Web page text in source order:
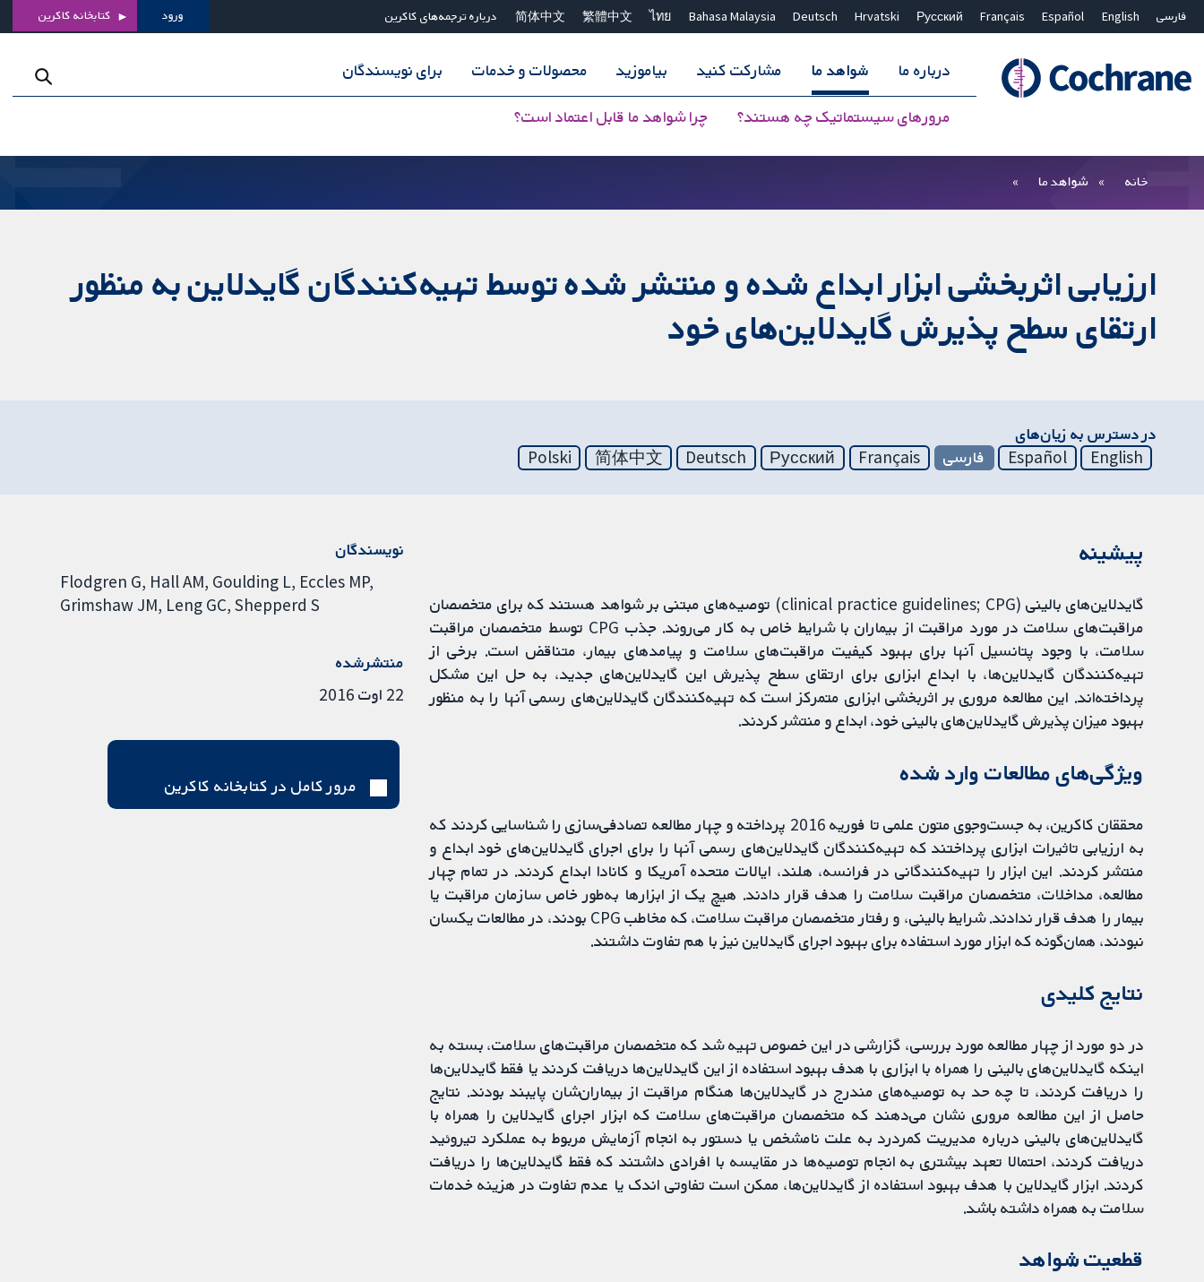
فارسی English
Español
Français
Русский
Hrvatski
Deutsch
Bahasa Malaysia
ไทย
繁體中文
简体中文 درباره ترجمه‌های کاکرین ورود کتابخانه کاکرین
درباره ما شواهد ما
مرورهای سیستماتیک چه هستند؟ چرا شواهد ما قابل اعتماد است؟
مشارکت کنید بیاموزید محصولات و خدمات برای نویسندگان
بستن جستجو ✖
خانه شواهد ما
ارزیابی اثربخشی ابزار ابداع شده و منتشر شده توسط تهیه‌کنندگان گایدلاین به منظور
ارتقای سطح پذیرش گایدلاین‌های خود
در دسترس به زیان‌های
English
Español فارسی Français
Русский
Deutsch
简体中文
Polski
پیشینه
گایدلاین‌های بالینی (clinical practice guidelines; CPG) توصیه‌های مبتنی بر شواهد هستند که برای متخصصان
مراقبت‌های سلامت در مورد مراقبت از بیماران با شرایط خاص به کار می‌روند. جذب CPG توسط متخصصان مراقبت
سلامت، با وجود پتانسیل آنها برای بهبود کیفیت مراقبت‌های سلامت و پیامدهای بیمار، متناقض است. برخی از
تهیه‌کنندگان گایدلاین‌ها، با ابداع ابزاری برای ارتقای سطح پذیرش این گایدلاین‌های جدید، به حل این مشکل
پرداخته‌اند. این مطالعه مروری بر اثربخشی ابزاری متمرکز است که تهیه‌کنندگان گایدلاین‌های رسمی آنها را به منظور
بهبود میزان پذیرش گایدلاین‌های بالینی خود، ابداع و منتشر کردند.
ویژگی‌های مطالعات وارد شده
محققان کاکرین، به جست‌وجوی متون علمی تا فوریه 2016 پرداخته و چهار مطالعه تصادفی‌سازی را شناسایی کردند که
به ارزیابی تاثیرات ابزاری پرداختند که تهیه‌کنندگان گایدلاین‌های رسمی آنها را برای اجرای گایدلاین‌های خود ابداع و
منتشر کردند. این ابزار را تهیه‌کنندگانی در فرانسه، هلند، ایالات متحده آمریکا و کانادا ابداع کردند. در تمام چهار
مطالعه، مداخلات، متخصصان مراقبت سلامت را هدف قرار دادند. هیچ یک از ابزارها به‌طور خاص سازمان مراقبت یا
بیمار را هدف قرار ندادند. شرایط بالینی، و رفتار متخصصان مراقبت سلامت، که مخاطب CPG بودند، در مطالعات یکسان
نبودند، همان‌گونه که ابزار مورد استفاده برای بهبود اجرای گایدلاین نیز با هم تفاوت داشتند.
نتایج کلیدی
در دو مورد از چهار مطالعه مورد بررسی، گزارشی در این خصوص تهیه شد که متخصصان مراقبت‌های سلامت، بسته به
اینکه گایدلاین‌های بالینی را همراه با ابزاری با هدف بهبود استفاده از این گایدلاین‌ها دریافت کردند یا فقط گایدلاین‌ها
را دریافت کردند، تا چه حد به توصیه‌های مندرج در گایدلاین‌ها هنگام مراقبت از بیماران‌شان پایبند بودند. نتایج
حاصل از این مطالعه مروری نشان می‌دهند که متخصصان مراقبت‌های سلامت که ابزار اجرای گایدلاین را همراه با
گایدلاین‌های بالینی درباره مدیریت کمردرد به علت نامشخص یا دستور به انجام آزمایش مربوط به عملکرد تیروئید
دریافت کردند، احتمالا تعهد بیشتری به انجام توصیه‌ها در مقایسه با افرادی داشتند که فقط گایدلاین‌ها را دریافت
کردند. ابزار گایدلاین با هدف بهبود استفاده از گایدلاین‌ها، ممکن است تفاوتی اندک یا عدم تفاوت در هزینه خدمات
سلامت به همراه داشته باشد.
قطعیت شواهد
نویسندگان
Flodgren G Hall AM Goulding L Eccles MP
Grimshaw JM Leng GC Shepperd S
منتشرشده
22 اوت 2016
مرور کامل در کتابخانه کاکرین